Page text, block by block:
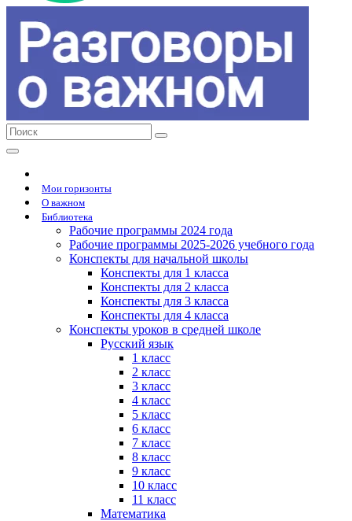
Мои горизонты
О важном
Библиотека
Рабочие программы 2024 года
Рабочие программы 2025-2026 учебного года
Конспекты для начальной школы
Конспекты для 1 класса
Конспекты для 2 класса
Конспекты для 3 класса
Конспекты для 4 класса
Конспекты уроков в средней школе
Русский язык
1 класс
2 класс
3 класс
4 класс
5 класс
6 класс
7 класс
8 класс
9 класс
10 класс
11 класс
Математика